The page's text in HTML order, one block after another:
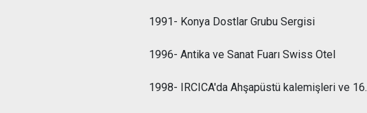
1991- Konya Dostlar Grubu Sergisi
1996- Antika ve Sanat Fuarı Swiss Otel
1998- IRCICA'da Ahşapüstü kalemişleri ve